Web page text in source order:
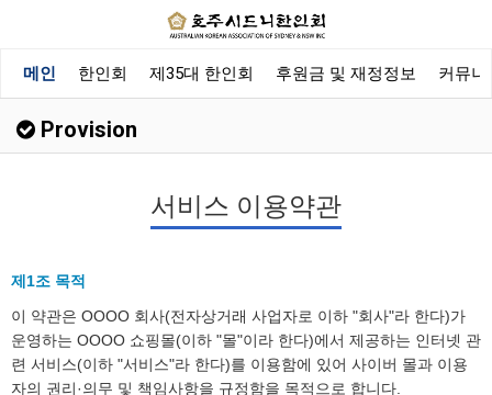
메인 한인회 제35대 한인회 후원금 및 재정정보 커뮤니
Provision
서비스 이용약관
제1조 목적
이 약관은 OOOO 회사(전자상거래 사업자로 이하 "회사"라 한다)가
운영하는 OOOO 쇼핑몰(이하 "몰"이라 한다)에서 제공하는 인터넷 관
련 서비스(이하 "서비스"라 한다)를 이용함에 있어 사이버 몰과 이용
자의 권리·의무 및 책임사항을 규정함을 목적으로 합니다.